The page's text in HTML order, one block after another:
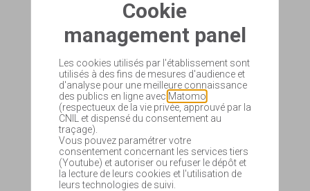
Cookie
management panel
Les cookies utilisés par l'établissement sont
utilisés à des fins de mesures d'audience et
d'analyse pour une meilleure connaissance
des publics en ligne avec Matomo
(respectueux de la vie privée, approuvé par la
CNIL et dispensé du consentement au
traçage).
Vous pouvez paramétrer votre
consentement concernant les services tiers
(Youtube) et autoriser ou refuser le dépôt et
la lecture de leurs cookies et l'utilisation de
leurs technologies de suivi.